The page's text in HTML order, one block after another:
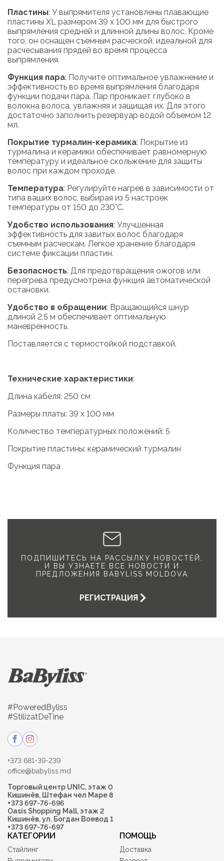
Пластины: У выпрямителя установлены плавающие
пластины XL размером 39 х 100 мм для быстрого
выпрямления средней и длинной длины волос. Кроме
того, он оснащен съемным расческой, идеальной для
расчесывания прядей во время процесса
выпрямления.
Функция пара: Получите оптимальное увлажнение и
эффективность во время выпрямления благодаря
функции подачи пара. Пар проникает глубоко в
волокна волоса, увлажняя и защищая их. Для этого
достаточно заполнить резервуар водой объемом 12
мл.
Покрытие турмалин-керамика: Покрытие из
турмалина и керамики обеспечивает равномерную
температуру и идеальное скольжение для защиты
волос при каждом проходе.
Температура: Регулируйте нагрев в зависимости от
типа ваших волос, выбирая из 5 настроек
температуры от 150 до 230°C.
Удобство использования: Улучшенная
эффективность для завитых волос благодаря
съемным расческам. Легкое хранение благодаря
системе фиксации пластин.
Безопасность: Для предотвращения ожогов или
перегрева предусмотрена функция автоматической
остановки.
Удобство в обращении: Вращающийся шнур
длиной 2,5 м обеспечивает оптимальную
маневренность.
Поставляется с термостойкой подставкой.
Технические характеристики:
Длина кабеля: 250 см
Размеры платы: 39 х 100 мм
Количество температурных положений: 5
Покрытие пластины: керамический турмалин
Функция пара
ПОДПИШИТЕСЬ НА РАССЫЛКУ НОВОСТЕЙ,
И ВЫ УЗНАЕТЕ ВСЕ НОВОСТИ И
ПРЕДЛОЖЕНИЯ BABYLISS MOLDOVA
РЕГИСТРАЦИЯ
#PoweredByliss
#StilizatDeTine
+373 681-39-239
office@babyliss.md
Торговый центр UNIC, этаж 0
Кишинёв, Штефан чел Маре 8
+373 697-76-696
Oasis Shopping Mall, этаж 2
Кишинёв, ул. Богдан Воевод 1
+373 697-76-697
КАТЕГОРИИ
Стайлинг
ПОМОЩЬ
Доставка